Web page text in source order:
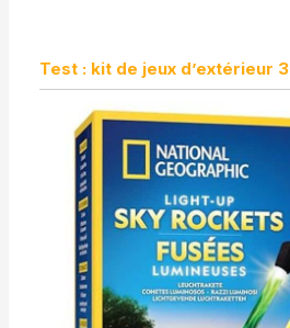
Test : kit de jeux d’extérieur